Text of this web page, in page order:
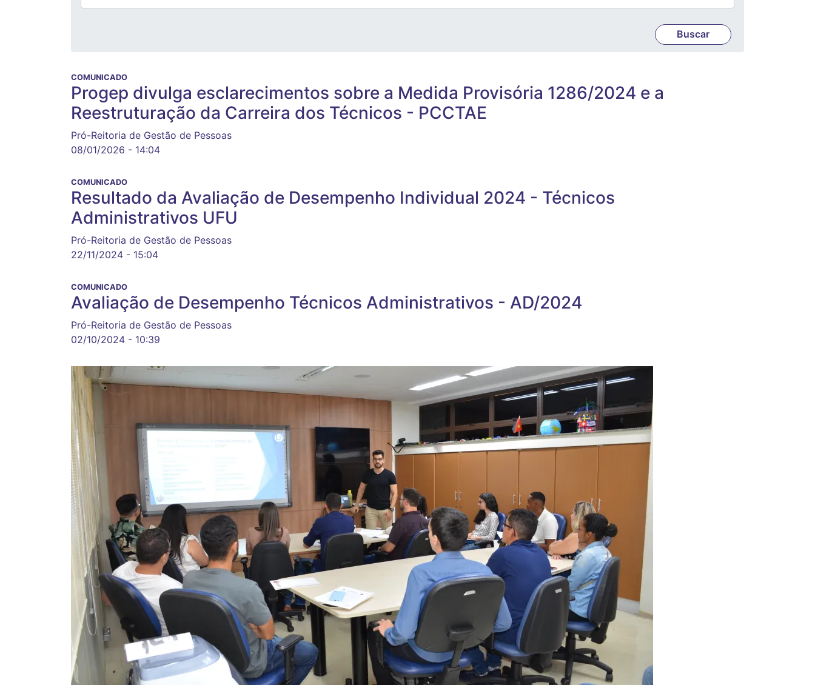
COMUNICADO
Progep divulga esclarecimentos sobre a Medida Provisória 1286/2024 e a
Reestruturação da Carreira dos Técnicos - PCCTAE
Pró-Reitoria de Gestão de Pessoas
08/01/2026 - 14:04
COMUNICADO
Resultado da Avaliação de Desempenho Individual 2024 - Técnicos
Administrativos UFU
Pró-Reitoria de Gestão de Pessoas
22/11/2024 - 15:04
COMUNICADO
Avaliação de Desempenho Técnicos Administrativos - AD/2024
Pró-Reitoria de Gestão de Pessoas
02/10/2024 - 10:39